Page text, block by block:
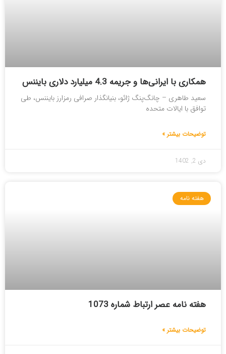
همکاری با ایرانی‌ها و جریمه 4.3 میلیارد دلاری بایننس
سعید طاهری – چانگ‌پنگ ژائو، بنیانگذار صرافی رمزارز بایننس، طی
توافق با ایالات متحده
توضیحات بیشتر »
دی 2, 1402
هفته نامه
هفته نامه عصر ارتباط شماره 1073
توضیحات بیشتر »